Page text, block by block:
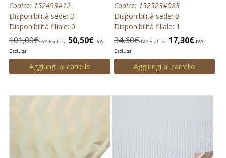
Codice: 152493#12
Disponibilità sede: 3
Disponibilità filiale: 0
101,00€ IVA Esclusa 50,50€ IVA
Esclusa
Aggiungi al carrello
Codice: 152523#083
Disponibilità sede: 0
Disponibilità filiale: 1
34,60€ IVA Esclusa 17,30€ IVA
Esclusa
Aggiungi al carrello